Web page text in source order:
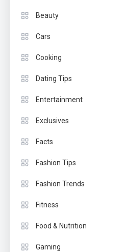
Beauty
Cars
Cooking
Dating Tips
Entertainment
Exclusives
Facts
Fashion Tips
Fashion Trends
Fitness
Food & Nutrition
Gaming